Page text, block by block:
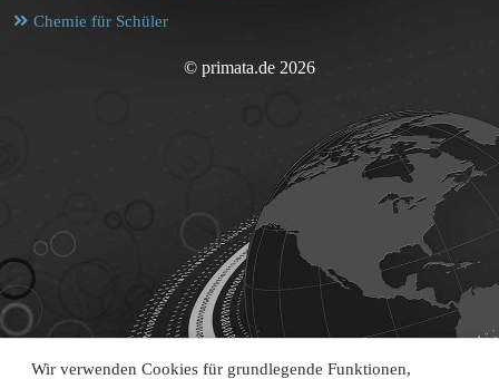
Wir verwenden Cookies für grundlegende Funktionen,
Chemie für Schüler
© primata.de 2026